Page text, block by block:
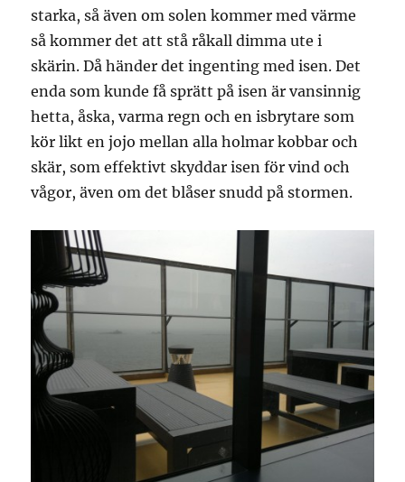
starka, så även om solen kommer med värme
så kommer det att stå råkall dimma ute i
skärin. Då händer det ingenting med isen. Det
enda som kunde få sprätt på isen är vansinnig
hetta, åska, varma regn och en isbrytare som
kör likt en jojo mellan alla holmar kobbar och
skär, som effektivt skyddar isen för vind och
vågor, även om det blåser snudd på stormen.